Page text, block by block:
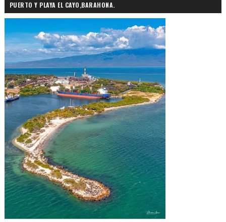
PUERTO Y PLAYA EL CAYO,BARAHONA.